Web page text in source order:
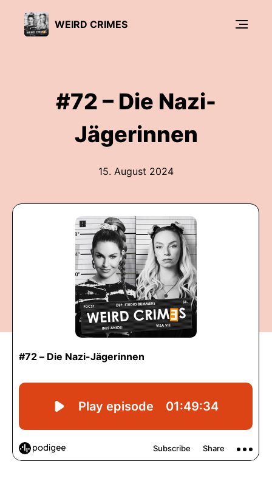
WEIRD CRIMES
#72 – Die Nazi-
Jägerinnen
15. August 2024